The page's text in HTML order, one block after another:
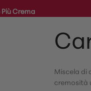
Crema
Miscela di
cremosità